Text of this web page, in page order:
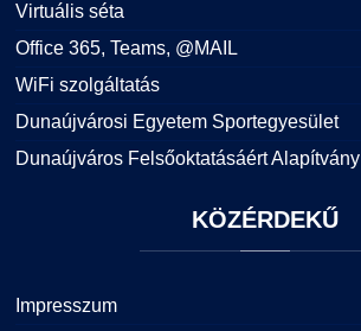
Virtuális séta
Office 365, Teams, @MAIL
WiFi szolgáltatás
Dunaújvárosi Egyetem Sportegyesület
Dunaújváros Felsőoktatásáért Alapítvány
KÖZÉRDEKŰ
Impresszum